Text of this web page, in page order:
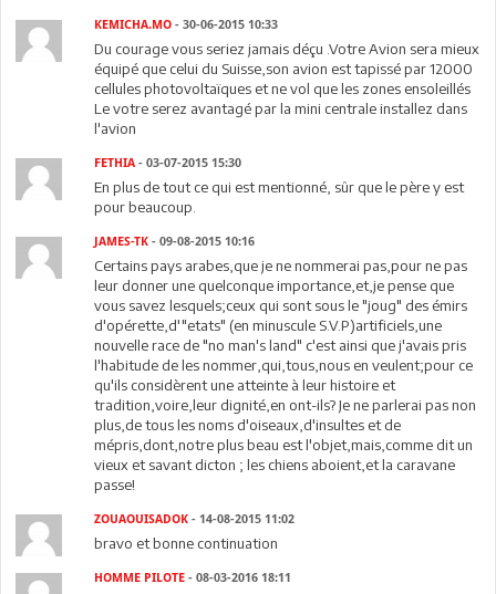
KEMICHA.MO - 30-06-2015 10:33
Du courage vous seriez jamais déçu .Votre Avion sera mieux
équipé que celui du Suisse,son avion est tapissé par 12000
cellules photovoltaïques et ne vol que les zones ensoleillés
Le votre serez avantagé par la mini centrale installez dans
l'avion
FETHIA - 03-07-2015 15:30
En plus de tout ce qui est mentionné, sûr que le père y est
pour beaucoup.
JAMES-TK - 09-08-2015 10:16
Certains pays arabes,que je ne nommerai pas,pour ne pas
leur donner une quelconque importance,et,je pense que
vous savez lesquels;ceux qui sont sous le "joug" des émirs
d'opérette,d'"etats" (en minuscule S.V.P)artificiels,une
nouvelle race de "no man's land" c'est ainsi que j'avais pris
l'habitude de les nommer,qui,tous,nous en veulent;pour ce
qu'ils considèrent une atteinte à leur histoire et
tradition,voire,leur dignité,en ont-ils? Je ne parlerai pas non
plus,de tous les noms d'oiseaux,d'insultes et de
mépris,dont,notre plus beau est l'objet,mais,comme dit un
vieux et savant dicton ; les chiens aboient,et la caravane
passe!
ZOUAOUISADOK - 14-08-2015 11:02
bravo et bonne continuation
HOMME PILOTE- 08-03-2016 18:11